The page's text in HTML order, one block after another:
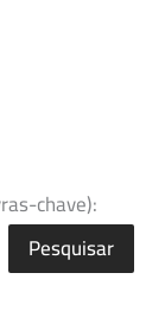
chave):
Pesquisar